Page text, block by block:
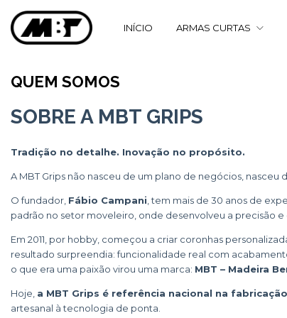
INÍCIO ARMAS CURTAS
QUEM SOMOS
SOBRE A MBT GRIPS
Tradição no detalhe. Inovação no propósito.
A MBT Grips não nasceu de um plano de negócios, nasceu
O fundador, Fábio Campani, tem mais de 30 anos de
padrão no setor moveleiro, onde desenvolveu a precisão
Em 2011, por hobby, começou a criar coronhas
resultado surpreendia: funcionalidade real com
o que era uma paixão virou uma marca: MBT – Madeira
Hoje, a MBT Grips é referência nacional na
artesanal à tecnologia de ponta.